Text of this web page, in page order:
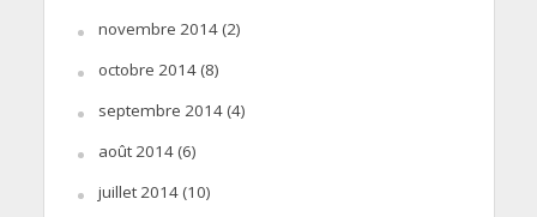
novembre 2014(2)
octobre 2014(8)
septembre 2014(4)
août 2014(6)
juillet 2014(10)